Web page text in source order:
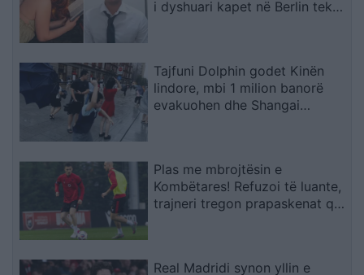
i dyshuari kapet në Berlin teksa
Tajfuni Dolphin godet Kinën
lindore, mbi 1 milion banorë
evakuohen dhe Shangai
Plas me mbrojtësin e
Kombëtares! Refuzoi të luante,
trajneri tregon prapaskenat që
Real Madridi synon yllin e